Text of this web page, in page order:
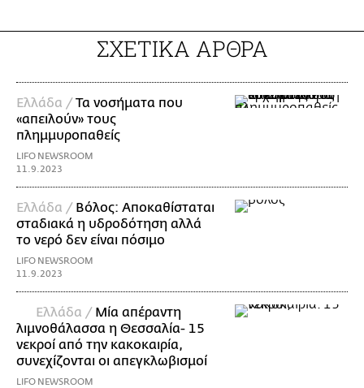
ΣΧΕΤΙΚΑ ΑΡΘΡΑ
Ελλάδα /Τα νοσήματα που
«απειλούν» τους
πλημμυροπαθείς
LIFO NEWSROOM
11.9.2023
Ελλάδα / Βόλος: Αποκαθίσταται
σταδιακά η υδροδότηση αλλά
το νερό δεν είναι πόσιμο
LIFO NEWSROOM
11.9.2023
Ελλάδα / Μία απέραντη
λιμνοθάλασσα η Θεσσαλία- 15
νεκροί από την κακοκαιρία,
συνεχίζονται οι απεγκλωβισμοί
LIFO NEWSROOM